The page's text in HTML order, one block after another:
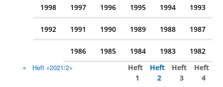
1998 1997 1996 1995 1994 1993
1992 1991 1990 1989 1988 1987
1986 1985 1984 1983 1982
Heft »2021/2«
Heft
1
Heft
2
Heft
3
Heft
4